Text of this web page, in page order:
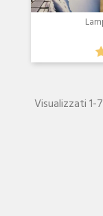
Visualizzati 1-